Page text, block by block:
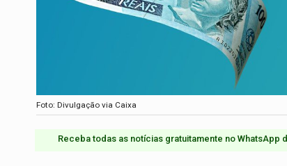
Foto: Divulgação via Caixa
Receba todas as notícias gratuitamente no WhatsApp